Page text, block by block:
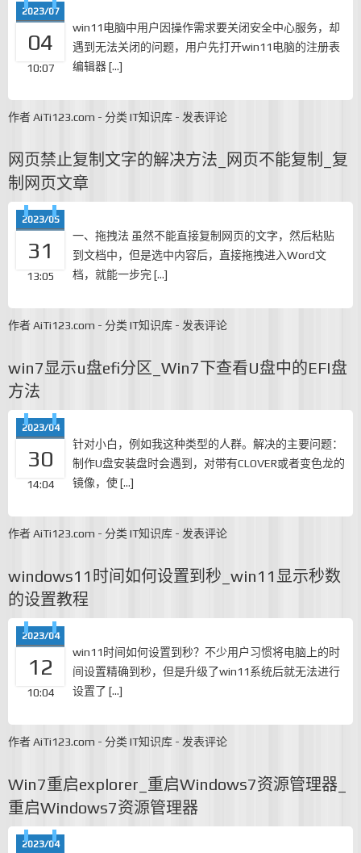
2023/07
04
10:07
win11电脑中用户因操作需求要关闭安全中心服务，却
遇到无法关闭的问题，用户先打开win11电脑的注册表
编辑器 […]
作者AiTi123.com - 分类 IT知识库 - 发表评论
网页禁止复制文字的解决方法_网页不能复制_复
制网页文章
2023/05
31
13:05
一、拖拽法 虽然不能直接复制网页的文字，然后粘贴
到文档中，但是选中内容后，直接拖拽进入Word文
档，就能一步完 […]
作者AiTi123.com - 分类 IT知识库 - 发表评论
win7显示u盘efi分区_Win7下查看U盘中的EFI盘
方法
2023/04
30
14:04
针对小白，例如我这种类型的人群。解决的主要问题：
制作U盘安装盘时会遇到，对带有CLOVER或者变色龙的
镜像，使 […]
作者AiTi123.com - 分类 IT知识库 - 发表评论
windows11时间如何设置到秒_win11显示秒数
的设置教程
2023/04
12
10:04
win11时间如何设置到秒？不少用户习惯将电脑上的时
间设置精确到秒，但是升级了win11系统后就无法进行
设置了 […]
作者AiTi123.com - 分类 IT知识库 - 发表评论
Win7重启explorer_重启Windows7资源管理器_
重启Windows7资源管理器
2023/04